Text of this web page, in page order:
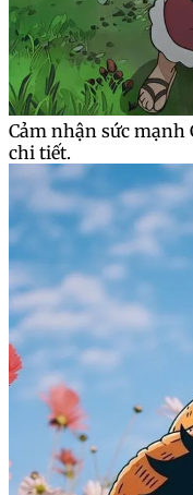
Cảm nhận sức mạnh
chi tiết.